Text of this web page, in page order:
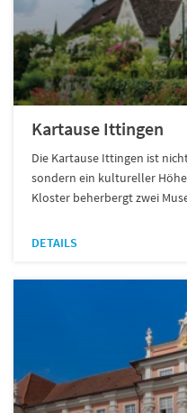
Kartause Ittingen
Die Kartause Ittingen ist
sondern ein kultureller
Kloster beherbergt zwei
DETAILS